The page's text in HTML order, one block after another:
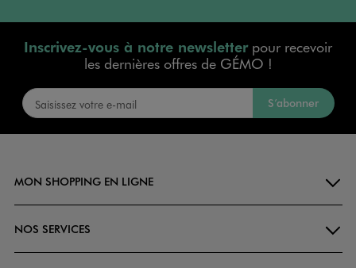
Inscrivez-vous à notre newsletterpour recevoir
les dernières offres de GÉMO !
S’abonner
MON SHOPPING EN LIGNE
NOS SERVICES